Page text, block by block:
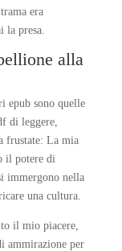
era
la presa.
alla
epub sono quelle
di leggere,
frustate: La mia
il potere di
immergono nella
una cultura.
il mio piacere,
ammirazione per